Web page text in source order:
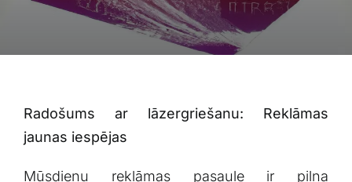
Blogs
Attēlu galerija
Video galerija
Radošums ar lāzergriešanu: Reklāmas
jaunas iespējas
Mūsdienu reklāmas⁣ pasaule ir ⁤pilna